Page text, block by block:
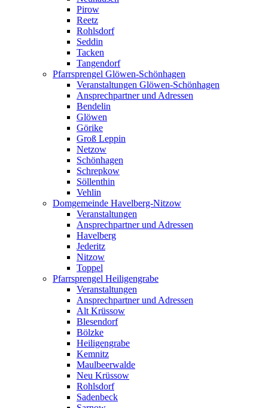
Pirow
Reetz
Rohlsdorf
Seddin
Tacken
Tangendorf
Pfarrsprengel Glöwen-Schönhagen
Veranstaltungen Glöwen-Schönhagen
Ansprechpartner und Adressen
Bendelin
Glöwen
Görike
Groß Leppin
Netzow
Schönhagen
Schrepkow
Söllenthin
Vehlin
Domgemeinde Havelberg-Nitzow
Veranstaltungen
Ansprechpartner und Adressen
Havelberg
Jederitz
Nitzow
Toppel
Pfarrsprengel Heiligengrabe
Veranstaltungen
Ansprechpartner und Adressen
Alt Krüssow
Blesendorf
Bölzke
Heiligengrabe
Kemnitz
Maulbeerwalde
Neu Krüssow
Rohlsdorf
Sadenbeck